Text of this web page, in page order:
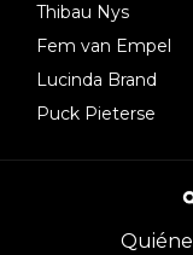
Thibau Nys
Fem van Empel
Lucinda Brand
Puck Pieterse